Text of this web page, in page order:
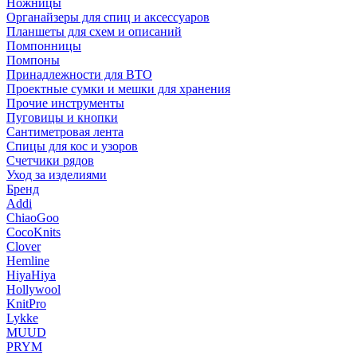
Ножницы
Органайзеры для спиц и аксессуаров
Планшеты для схем и описаний
Помпонницы
Помпоны
Принадлежности для ВТО
Проектные сумки и мешки для хранения
Прочие инструменты
Пуговицы и кнопки
Сантиметровая лента
Спицы для кос и узоров
Счетчики рядов
Уход за изделиями
Бренд
Addi
ChiaoGoo
CocoKnits
Clover
Hemline
HiyaHiya
Hollywool
KnitPro
Lykke
MUUD
PRYM